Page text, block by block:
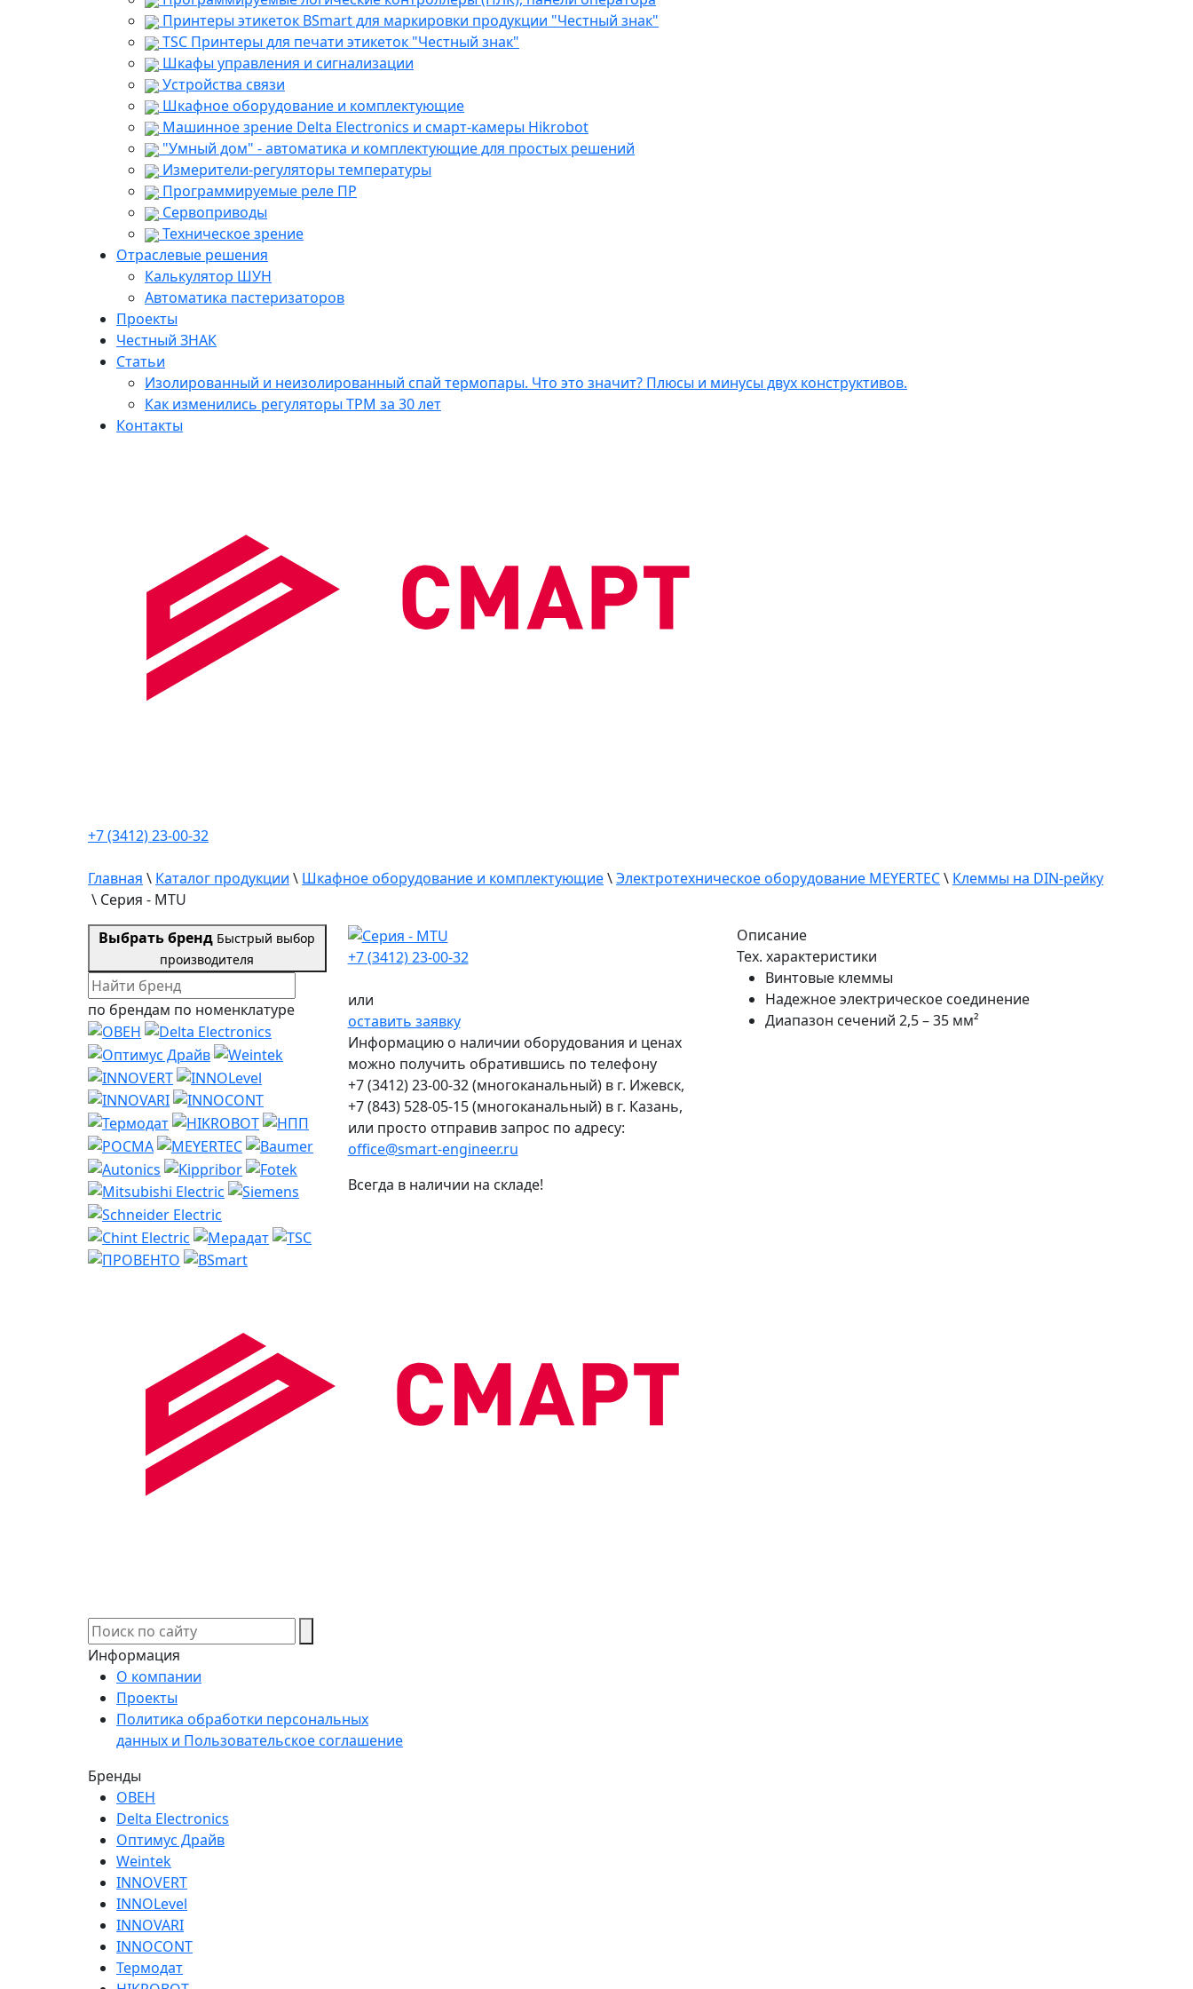
Принтеры этикеток BSmart для маркировки продукции "Честный знак"
TSC Принтеры для печати этикеток "Честный знак"
Шкафы управления и сигнализации
Устройства связи
Шкафное оборудование и комплектующие
Машинное зрение Delta Electronics и смарт-камеры Hikrobot
"Умный дом" - автоматика и комплектующие для простых решений
Измерители-регуляторы температуры
Программируемые реле ПР
Сервоприводы
Техническое зрение
Отраслевые решения
Калькулятор ШУН
Автоматика пастеризаторов
Проекты
Честный ЗНАК
Статьи
Изолированный и неизолированный спай термопары. Что это значит? Плюсы и минусы двух конструктивов.
Как изменились регуляторы ТРМ за 30 лет
Контакты
+7 (3412) 23-00-32
Главная \ Каталог продукции \ Шкафное оборудование и комплектующие\Электротехническое оборудование MEYERTEC\ Клеммы на DIN-рейку
\ Серия - MTU
Выбрать бренд Быстрый выбор
производителя
по брендам по номенклатуре
+7 (3412) 23-00-32
или
оставить заявку
Информацию о наличии оборудования и ценах
можно получить обратившись по телефону
+7 (3412) 23-00-32(многоканальный) в г. Ижевск,
+7 (843) 528-05-15(многоканальный) в г. Казань,
или просто отправив запрос по адресу:
office@smart-engineer.ru
Описание
Тех. характеристики
Винтовые клеммы
Надежное электрическое соединение
Диапазон сечений 2,5 – 35 мм²
Всегда в наличии на складе!
Информация
О компании
Проекты
Политика обработки персональных
данных и Пользовательское соглашение
Бренды
ОВЕН
Delta Electronics
Оптимус Драйв
Weintek
INNOVERT
INNOLevel
INNOVARI
INNOCONT
Термодат